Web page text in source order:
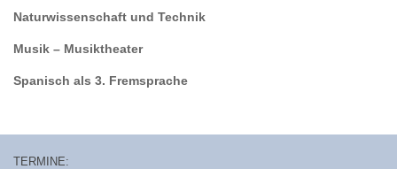
Naturwissenschaft und Technik
Musik – Musiktheater
Spanisch als 3. Fremsprache
TERMINE: